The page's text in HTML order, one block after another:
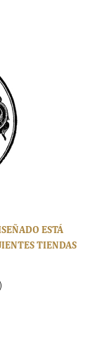
ESTÁ
TIENDAS